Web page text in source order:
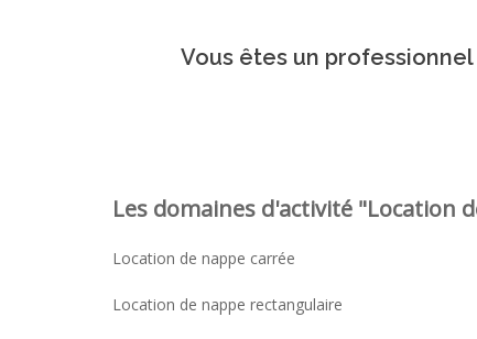
Vous êtes un
Les domaines d'activité "Location
Location de nappe carrée
Location de nappe rectangulaire